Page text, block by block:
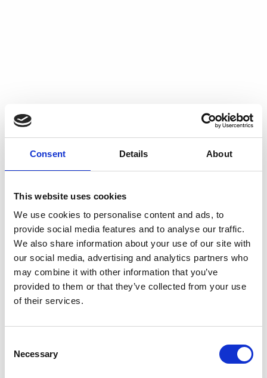
Consent Details About
This website uses cookies
We use cookies to personalise content and ads, to
provide social media features and to analyse our traffic.
We also share information about your use of our site with
our social media, advertising and analytics partners who
may combine it with other information that you’ve
provided to them or that they’ve collected from your use
of their services.
Selection
Necessary